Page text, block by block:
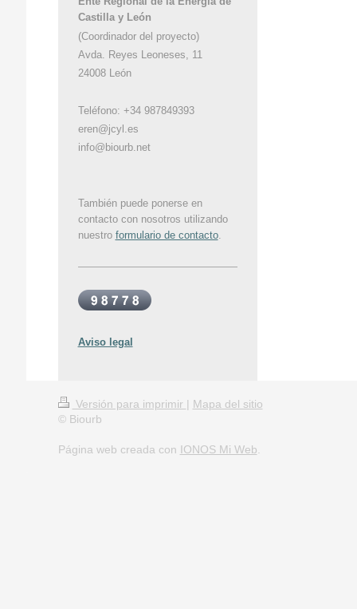
Castilla y León
(Coordinador del proyecto)
Avda. Reyes Leoneses, 11
24008 León
Teléfono: +34 987849393
eren@jcyl.es
info@biourb.net
También puede ponerse en
contacto con nosotros utilizando
nuestro formulario de contacto.
Aviso legal
Versión para imprimir | Mapa del sitio
© Biourb
Página web creada con IONOS Mi Web.